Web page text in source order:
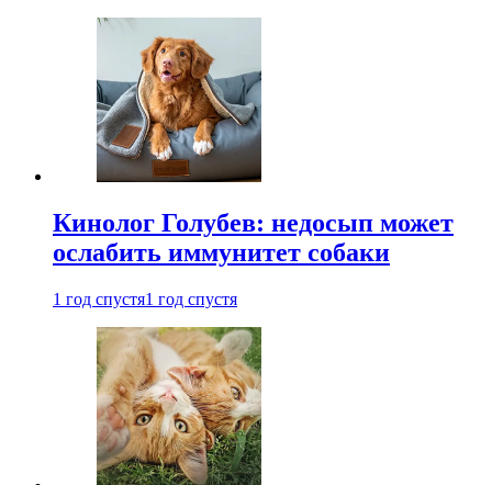
Кинолог Голубев: недосып может
ослабить иммунитет собаки
1 год спустя1 год спустя